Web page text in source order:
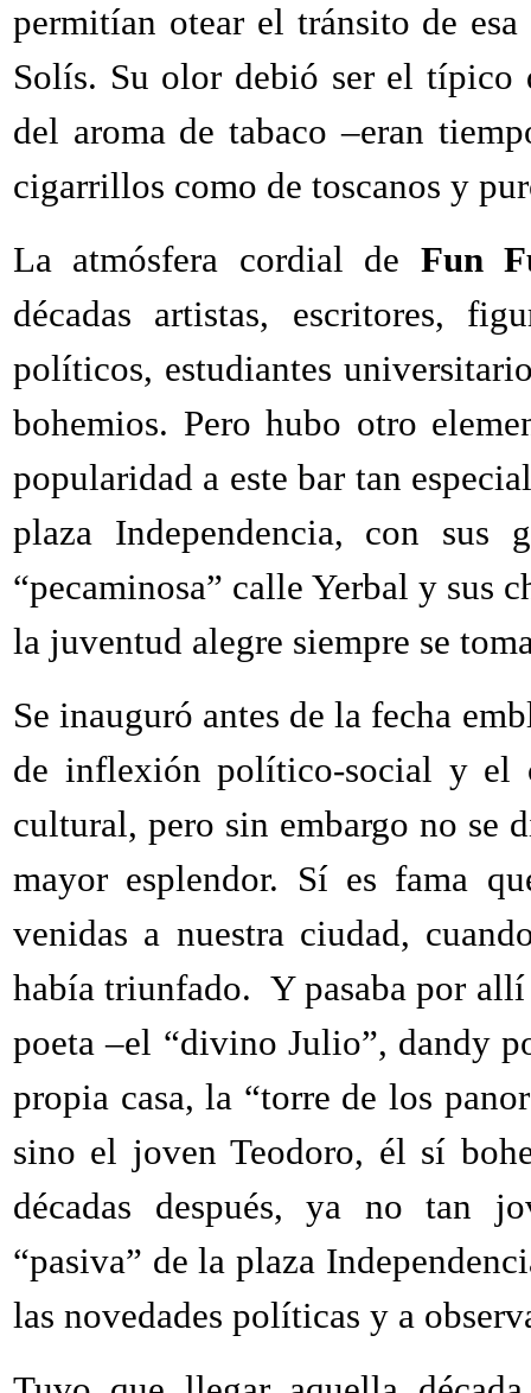
permitían otear el tránsito de
Solís. Su olor debió ser el típico
del aroma de tabaco –eran
cigarrillos como de toscanos y
La atmósfera cordial de Fun
décadas artistas, escritores,
políticos, estudiantes
bohemios. Pero hubo otro
popularidad a este bar tan
plaza Independencia, con
“pecaminosa” calle Yerbal y sus
la juventud alegre siempre se
Se inauguró antes de la fecha
de inflexión político-social y el
cultural, pero sin embargo no se
mayor esplendor. Sí es fama
venidas a nuestra ciudad,
había triunfado. Y pasaba por
poeta –el “divino Julio”, dandy
propia casa, la “torre de los
sino el joven Teodoro, él sí
décadas después, ya no tan
“pasiva” de la plaza
las novedades políticas y a